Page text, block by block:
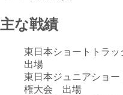
主な戦績
東日本ショートトラ
出場
東日本ジュニアショ
権大会 出場